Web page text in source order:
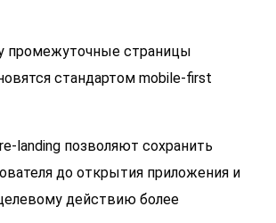
промежуточные страницы
стандартом mobile-first
landing позволяют сохранить
до открытия приложения и
действию более